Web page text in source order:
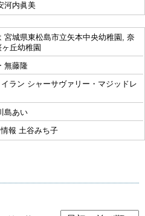
河内眞美
宮城県東松島市立矢本中央幼稚園, 奈
丘幼稚園
無藤隆
ラン シャーサヴァリー・マジッドレ
島あい
報 土谷みち子